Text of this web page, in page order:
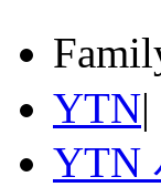
YTN|
YTN